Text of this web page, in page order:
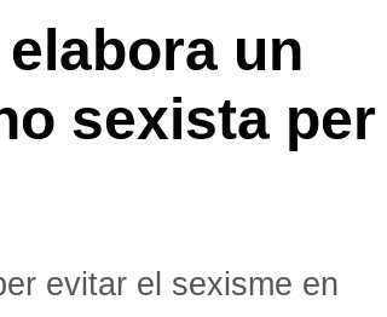
un
sexista per
evitar el sexisme en